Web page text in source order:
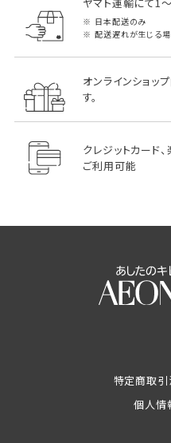
ヤマト運輸にて1
日本配送のみ
配送遅れが生じる
オンラインショッ
す。
クレジットカード
ご利用可能
特定商取引
個人情